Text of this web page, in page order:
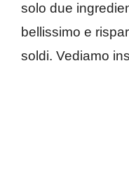
solo due
bellissimo e
soldi. Vediamo